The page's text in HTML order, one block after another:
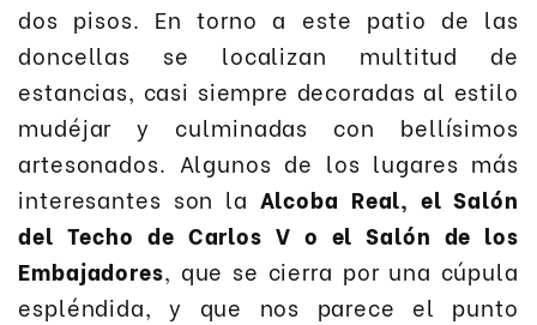
dos pisos. En torno a este patio de las
doncellas se localizan multitud de
estancias, casi siempre decoradas al estilo
mudéjar y culminadas con bellísimos
artesonados. Algunos de los lugares más
interesantes son la Alcoba Real, el Salón
del Techo de Carlos V o el Salón de los
Embajadores, que se cierra por una cúpula
espléndida, y que nos parece el punto